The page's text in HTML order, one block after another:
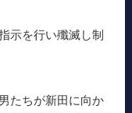
示を行い殲滅し制
たちが新田に向か